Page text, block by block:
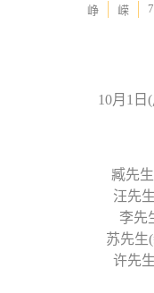
峥 嵘
10月1
臧先
汪先
李先
苏先生
许先